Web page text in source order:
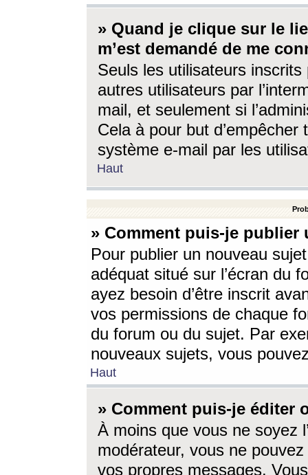
» Quand je clique sur le
m’est demandé de me
Seuls les utilisateurs
autres utilisateurs par
mail, et seulement si
Cela à pour but
système e-mail par les
Haut
» Comment puis-je
Pour publier un nouveau
adéquat situé sur l’écran du
ayez besoin d’être inscrit
vos permissions de chaque
du forum ou du sujet. Par
nouveaux sujets, vous
Haut
» Comment puis-je éditer
À moins que vous ne soyez
modérateur, vous ne
vos propres messages.